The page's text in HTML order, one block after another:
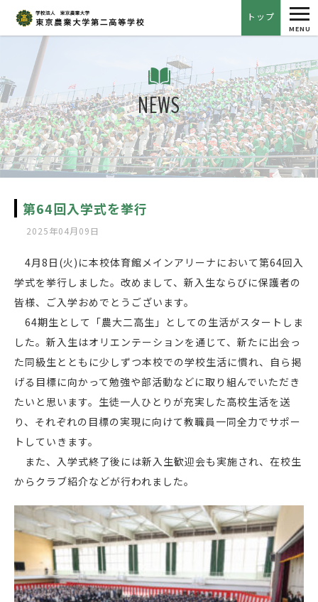
トップ
MENU
NEWS
第64回入学式を挙行
2025年04月09日
4月8日(火)に本校体育館メインアリーナにおいて第64回入
学式を挙行しました。改めまして、新入生ならびに保護者の
皆様、ご入学おめでとうございます。
64期生として「農大二高生」としての生活がスタートしま
した。新入生はオリエンテーションを通じて、新たに出会っ
た同級生とともに少しずつ本校での学校生活に慣れ、自ら掲
げる目標に向かって勉強や部活動などに取り組んでいただき
たいと思います。生徒一人ひとりが充実した高校生活を送
り、それぞれの目標の実現に向けて教職員一同全力でサポー
トしていきます。
また、入学式終了後には新入生歓迎会も実施され、在校生
からクラブ紹介などが行われました。